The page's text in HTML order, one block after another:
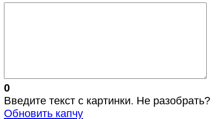
0
Введите текст с картинки. Не разобрать?
Обновить капчу